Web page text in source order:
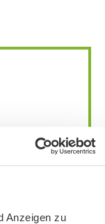
Anzeigen zu
zu